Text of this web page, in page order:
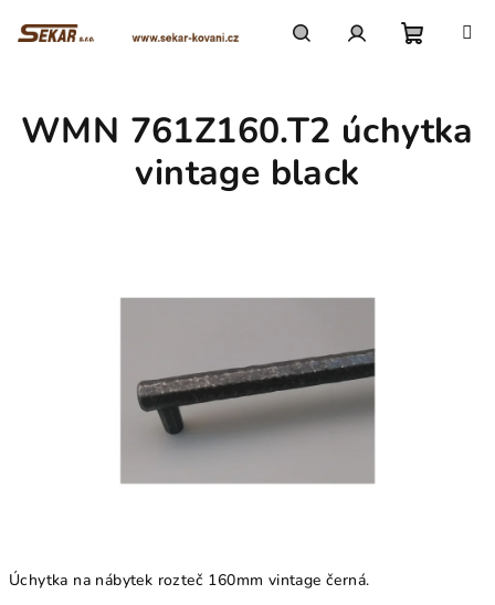
košík
Úchytka na nábytek rozteč 160mm vintage černá.
WMN 761Z160.T2 úchytka
vintage black